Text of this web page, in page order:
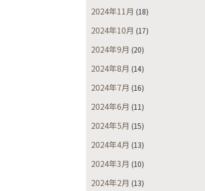
2024年11月 (18)
2024年10月 (17)
2024年9月 (20)
2024年8月 (14)
2024年7月 (16)
2024年6月 (11)
2024年5月 (15)
2024年4月 (13)
2024年3月 (10)
2024年2月 (13)